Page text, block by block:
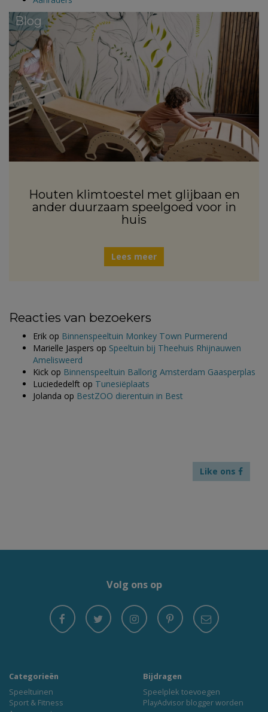
Blog
Houten klimtoestel met glijbaan en
ander duurzaam speelgoed voor in
huis
Lees meer
Reacties van bezoekers
Erik op Binnenspeeltuin Monkey Town Purmerend
Marielle Jaspers op Speeltuin bij Theehuis Rhijnauwen
Amelisweerd
Kick op Binnenspeeltuin Ballorig Amsterdam Gaasperplas
Luciededelft op Tunesiëplaats
Jolanda op BestZOO dierentuin in Best
Like ons
Volg ons op
Categorieën
Speeltuinen
Sport & Fitness
Bijdragen
Speelplek toevoegen
PlayAdvisor blogger worden